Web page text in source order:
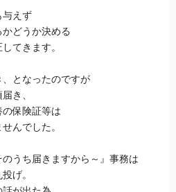
与えず
どうか決める
てきます。
となったのですが
き、
保険証等は
んでした。
うち届きますから～』事務は
げ。